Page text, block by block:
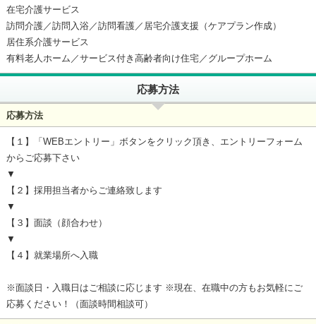
在宅介護サービス
訪問介護／訪問入浴／訪問看護／居宅介護支援（ケアプラン作成）
居住系介護サービス
有料老人ホーム／サービス付き高齢者向け住宅／グループホーム
応募方法
応募方法
【１】「WEBエントリー」ボタンをクリック頂き、エントリーフォーム
からご応募下さい
▼
【２】採用担当者からご連絡致します
▼
【３】面談（顔合わせ）
▼
【４】就業場所へ入職
※面談日・入職日はご相談に応じます ※現在、在職中の方もお気軽にご
応募ください！（面談時間相談可）